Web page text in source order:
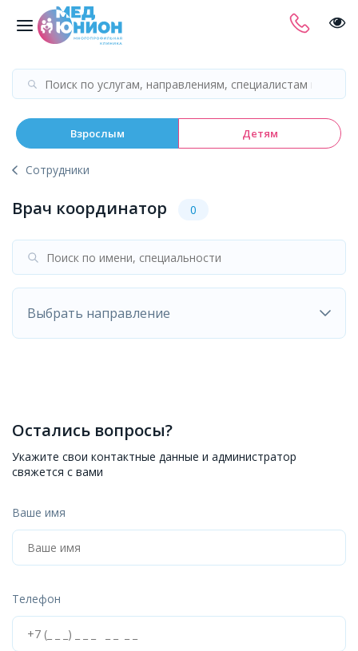
Взрослым Детям
Сотрудники
Врач координатор 0
Выбрать направление
Остались вопросы?
Укажите свои контактные данные и администратор
свяжется с вами
Ваше имя
Телефон